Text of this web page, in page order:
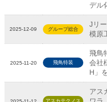
デル
2025-12-09 グループ総合
Jリ
模原
2025-11-20 飛鳥特装
飛鳥
会社
H」
アスカテクノス
アス